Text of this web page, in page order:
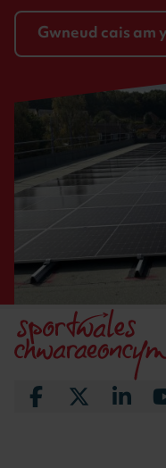
Gwneud cais am